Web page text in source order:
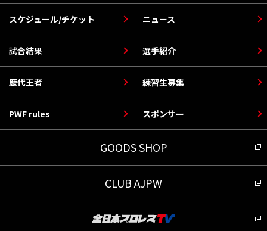
スケジュール/チケット
選手紹介
PWF rules
ニュース
歴代王者
スポンサー
試合結果
練習生募集
GOODS SHOP
CLUB AJPW